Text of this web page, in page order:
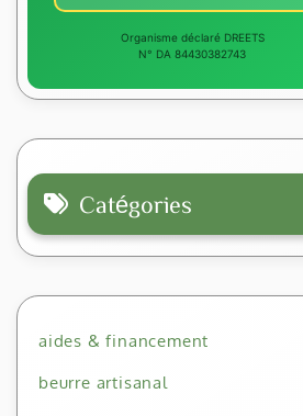
Organisme déclaré DREETS
N° DA 84430382743
Catégories
aides & financement
beurre artisanal